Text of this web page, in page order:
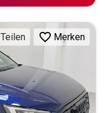
Teilen Merken